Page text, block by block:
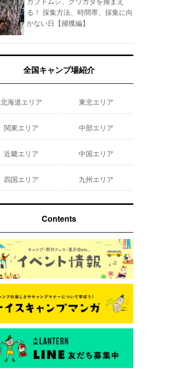
る！ 採集方法、時間帯、採集に向
かない日【捕獲編】
全国キャンプ場紹介
北海道エリア 東北エリア
関東エリア 中部エリア
近畿エリア 中国エリア
四国エリア 九州エリア
Contents